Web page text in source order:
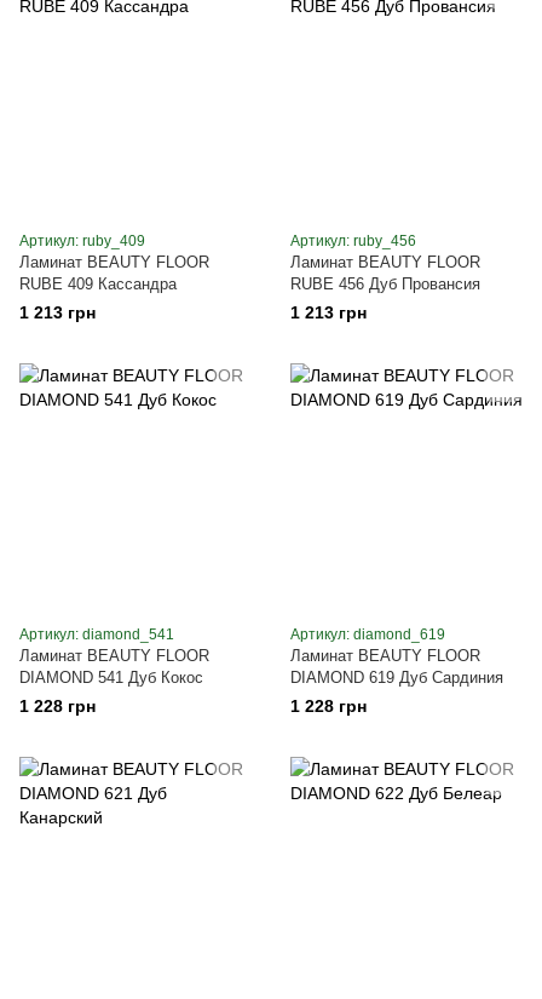
Артикул: ruby_409
Ламинат BEAUTY FLOOR
RUBE 409 Кассандра
1 213 грн
Артикул: ruby_456
Ламинат BEAUTY FLOOR
RUBE 456 Дуб Провансия
1 213 грн
Артикул: diamond_541
Ламинат BEAUTY FLOOR
DIAMOND 541 Дуб Кокос
1 228 грн
Артикул: diamond_619
Ламинат BEAUTY FLOOR
DIAMOND 619 Дуб Сардиния
1 228 грн